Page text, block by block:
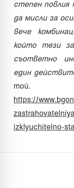
степен повлия
да мисли за
вече
който тези
съответно
един
той.
https://
izklyuchitelno-